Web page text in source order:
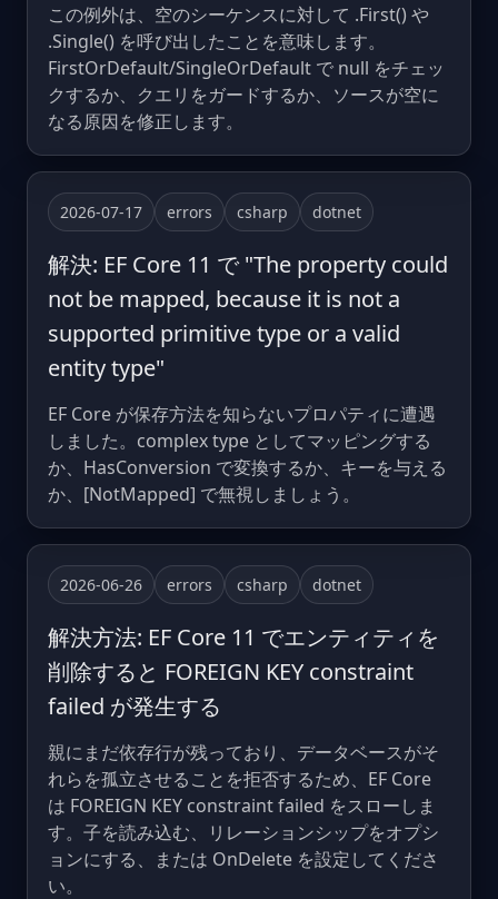
この例外は、空のシーケンスに対して .First() や
.Single() を呼び出したことを意味します。
FirstOrDefault/SingleOrDefault で null をチェッ
クするか、クエリをガードするか、ソースが空に
なる原因を修正します。
2026-07-17 errors csharp dotnet
解決: EF Core 11 で "The property could
not be mapped, because it is not a
supported primitive type or a valid
entity type"
EF Core が保存方法を知らないプロパティに遭遇
しました。complex type としてマッピングする
か、HasConversion で変換するか、キーを与える
か、[NotMapped] で無視しましょう。
2026-06-26 errors csharp dotnet
解決方法: EF Core 11 でエンティティを
削除すると FOREIGN KEY constraint
failed が発生する
親にまだ依存行が残っており、データベースがそ
れらを孤立させることを拒否するため、EF Core
は FOREIGN KEY constraint failed をスローしま
す。子を読み込む、リレーションシップをオプシ
ョンにする、または OnDelete を設定してくださ
い。